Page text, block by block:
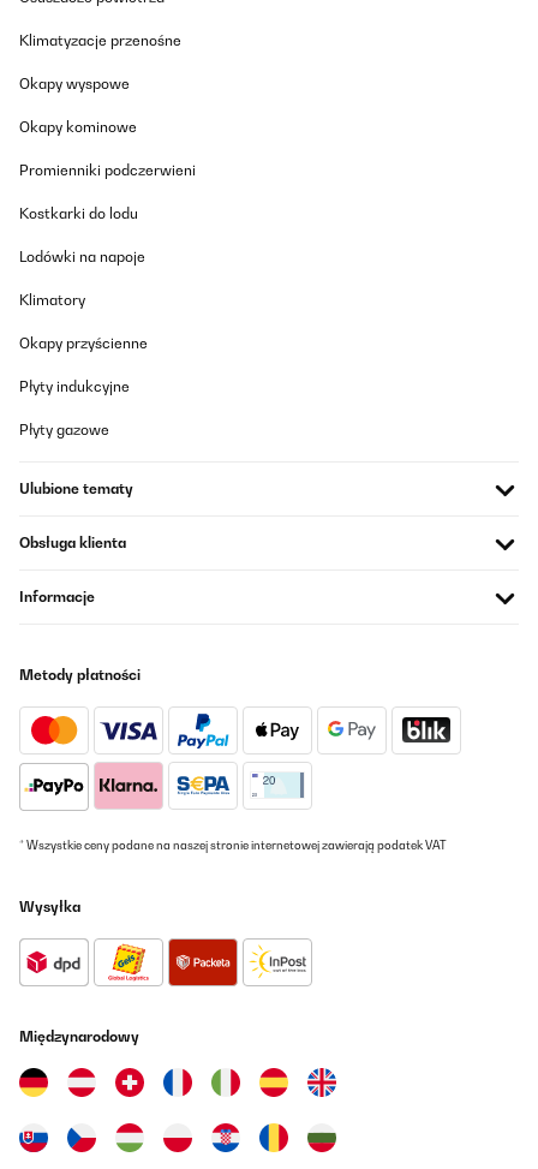
Klimatyzacje przenośne
Okapy wyspowe
Okapy kominowe
Promienniki podczerwieni
Kostkarki do lodu
Lodówki na napoje
Klimatory
Okapy przyścienne
Płyty indukcyjne
Płyty gazowe
Ulubione tematy
Obsługa klienta
Informacje
Metody płatności
* Wszystkie ceny podane na naszej stronie internetowej zawierają podatek VAT
Wysyłka
Międzynarodowy